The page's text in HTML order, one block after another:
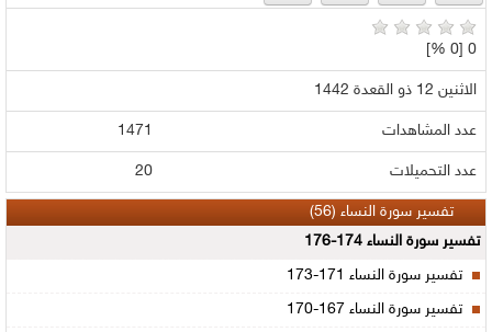
0 [0 %]
الاثنين 12 ذو القعدة 1442
عدد المشاهدات 1471
عدد التحميلات 20
تفسير سورة النساء (56)
تفسير سورة النساء 174-176
تفسير سورة النساء 171-173
تفسير سورة النساء 167-170